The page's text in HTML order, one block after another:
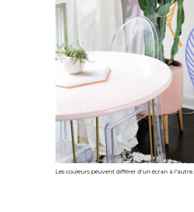
Les couleurs peuvent différer d'un écran à l'autre.